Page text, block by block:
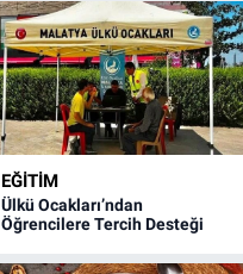
EĞITIM
Ülkü Ocakları’ndan
Öğrencilere Tercih Desteği